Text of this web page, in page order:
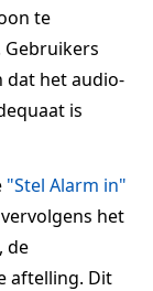
te
Gebruikers
dat het audio-
is
"Stel Alarm in"
het
de
aftelling. Dit